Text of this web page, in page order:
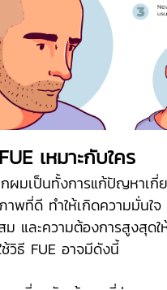
เหมาะกับใคร
เป็นทั้งการแก้ปัญหาเกี่ย
าพที่ดี ทำให้เกิดความมั่นใ
ม และความต้องการสูงสุด
ช้วิธี FUE อาจมีดังนี้